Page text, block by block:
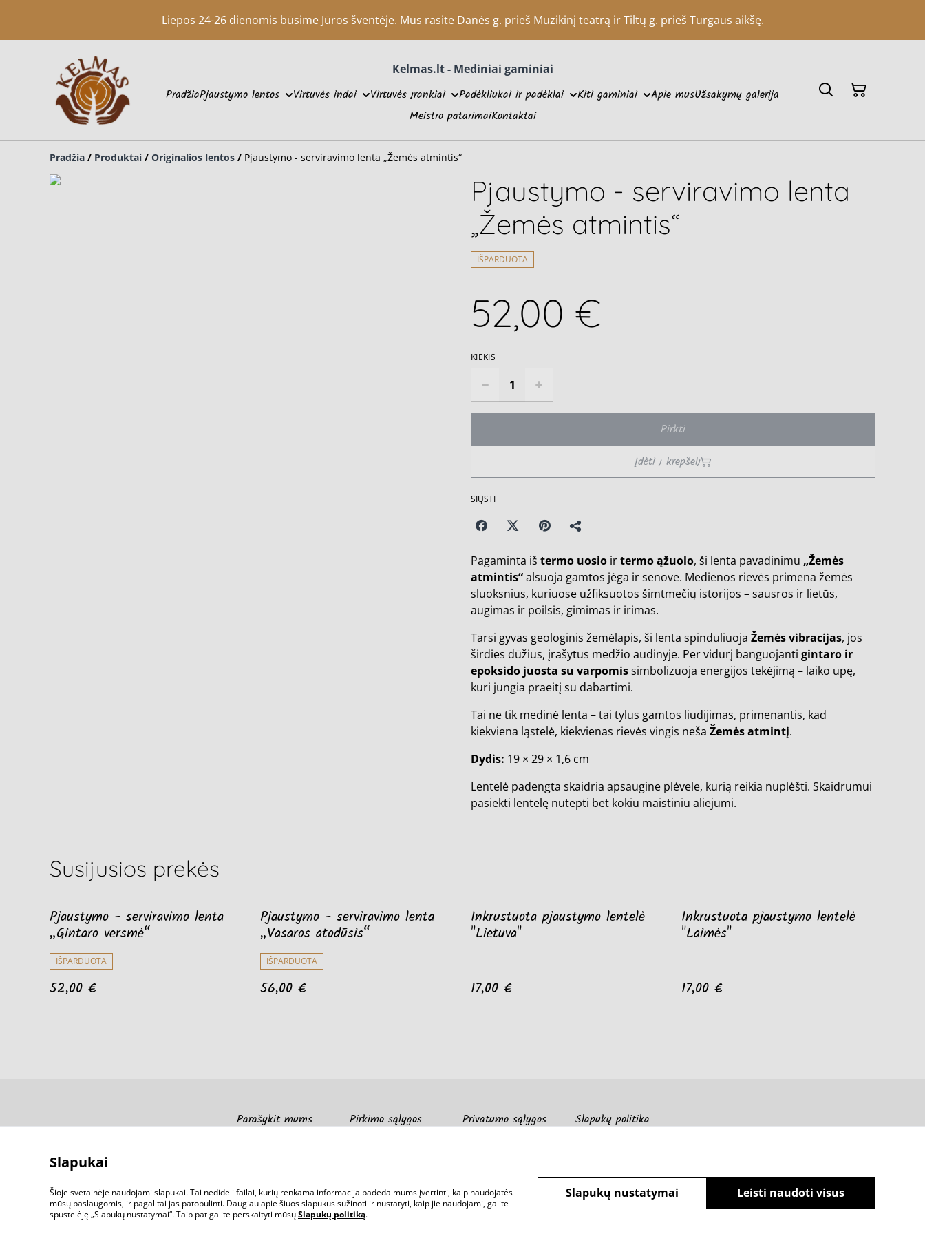
Liepos 24-26 dienomis būsime Jūros šventėje. Mus rasite Danės g. prieš Muzikinį teatrą ir Tiltų g. prieš Turgaus aikšę.
Kelmas.lt - Mediniai gaminiai
PradžiaPjaustymo lentos Virtuvės indai Virtuvės įrankiai Padėkliukai ir padėklai Kiti gaminiai Apie musUžsakymų galerija
Meistro patarimaiKontaktai
Pradžia / Produktai / Originalios lentos / Pjaustymo - serviravimo lenta „Žemės atmintis“
Pjaustymo - serviravimo lenta
„Žemės atmintis“
IŠPARDUOTA
52,00 €
KIEKIS
Pirkti
Įdėti į krepšelį
SIŲSTI
Pagaminta iš termo uosio irtermo ąžuolo, ši lenta pavadinimu „Žemės
atmintis“alsuoja gamtos jėga ir senove. Medienos rievės primena žemės
sluoksnius, kuriuose užfiksuotos šimtmečių istorijos – sausros ir lietūs,
augimas ir poilsis, gimimas ir irimas.
Tarsi gyvas geologinis žemėlapis, ši lenta spinduliuoja Žemės vibracijas, jos
širdies dūžius, įrašytus medžio audinyje. Per vidurį banguojanti gintaro ir
epoksido juosta su varpomissimbolizuoja energijos tekėjimą – laiko upę,
kuri jungia praeitį su dabartimi.
Tai ne tik medinė lenta – tai tylus gamtos liudijimas, primenantis, kad
kiekviena ląstelė, kiekvienas rievės vingis neša Žemės atmintį.
Dydis: 19 × 29 × 1,6 cm
Lentelė padengta skaidria apsaugine plėvele, kurią reikia nuplėšti. Skaidrumui
pasiekti lentelę nutepti bet kokiu maistiniu aliejumi.
Susijusios prekės
Pjaustymo - serviravimo lenta
„Gintaro versmė“
IŠPARDUOTA
52,00 €
Pjaustymo - serviravimo lenta
„Vasaros atodūsis“
IŠPARDUOTA
56,00 €
Inkrustuota pjaustymo lentelė
"Lietuva"
17,00 €
Inkrustuota pjaustymo lentelė
"Laimės"
17,00 €
Parašykit mums Pirkimo sąlygos Privatumo sąlygos Slapukų politika
©2026 Kelmas.lt - Mediniai gaminiai
Slapukai
Šioje svetainėje naudojami slapukai. Tai nedideli failai, kurių renkama informacija padeda mums įvertinti, kaip naudojatės
mūsų paslaugomis, ir pagal tai jas patobulinti. Daugiau apie šiuos slapukus sužinoti ir nustatyti, kaip jie naudojami, galite
spustelėję „Slapukų nustatymai“. Taip pat galite perskaityti mūsųSlapukų politiką.
Leisti naudoti visus
Slapukų nustatymai